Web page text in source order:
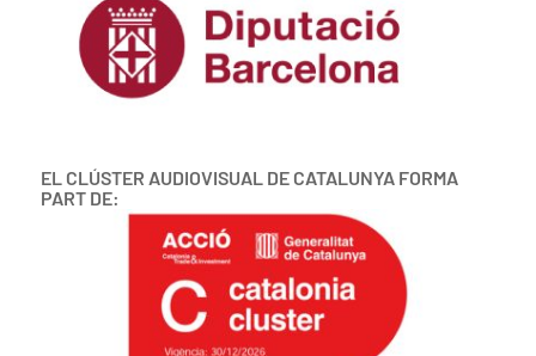
EL CLÚSTER AUDIOVISUAL DE CATALUNYA FORMA
PART DE: